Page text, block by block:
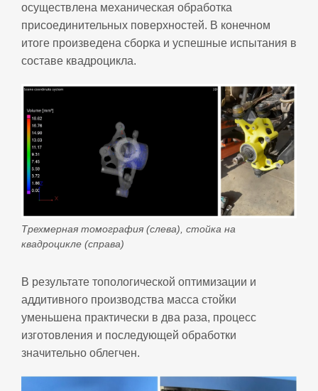
осуществлена механическая обработка
присоединительных поверхностей. В конечном
итоге произведена сборка и успешные испытания в
составе квадроцикла.
Трехмерная томография (слева), стойка на
квадроцикле (справа)
В результате топологической оптимизации и
аддитивного производства масса стойки
уменьшена практически в два раза, процесс
изготовления и последующей обработки
значительно облегчен.